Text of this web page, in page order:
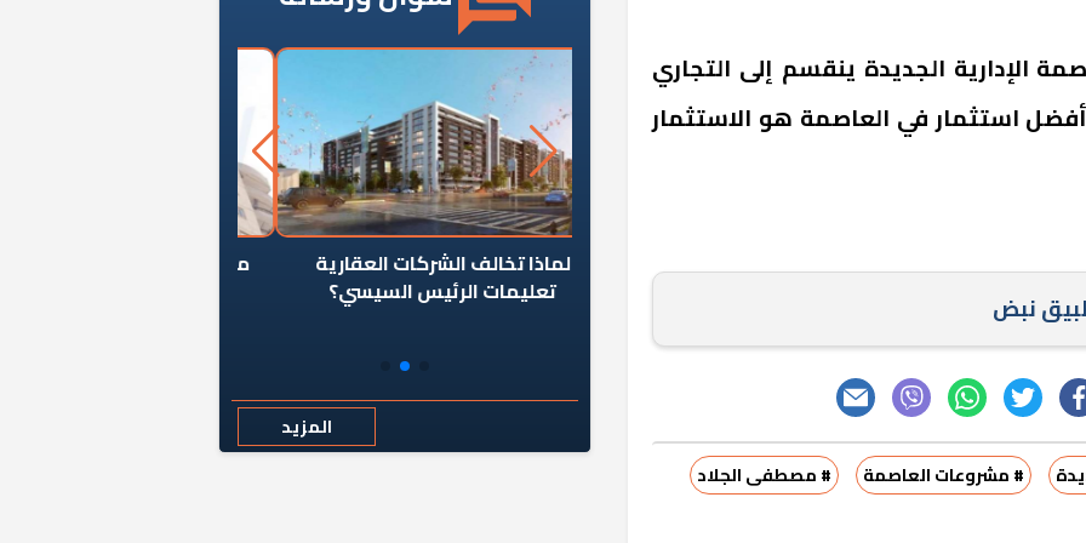
الإدارية الجديدة ينقسم إلى التجاري
استثمار في العاصمة هو الاستثمار
نبض
# مشروعات العاصمة
# مصطفى الجلاد
الصعب: هل
معهد العاشر من
قرارًا صائبًا؟
لماذا تخالف الشركات العقارية
تعليمات الرئيس السيسي؟
من يوقف سرطان الأبراج السكنية
المخالفة ياحكومة؟
المزيد